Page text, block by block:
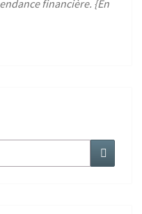
financière. {En